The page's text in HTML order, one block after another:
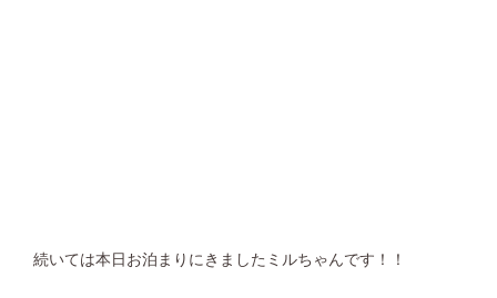
続いては本日お泊まりにきましたミルちゃんです！！